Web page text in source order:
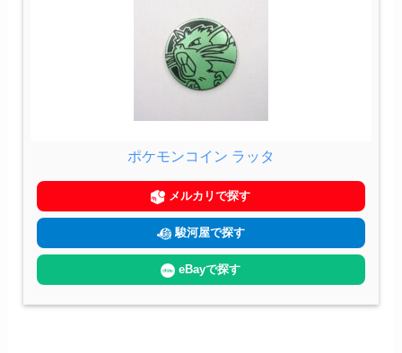
ポケモンコイン ラッタ
メルカリで探す
駿河屋で探す
eBayで探す